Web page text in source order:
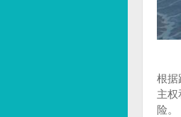
根据
主
险。